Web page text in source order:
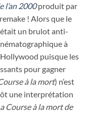
l’an 2000produit par
! Alors que le
un brulot anti-
à
puisque les
pour gagner
à la mort) n’est
une interprétation
Course à la mort de